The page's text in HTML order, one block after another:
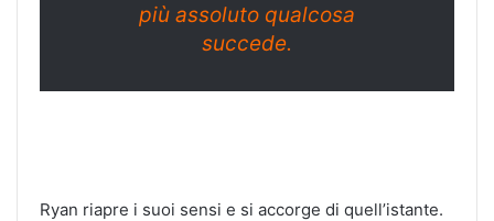
più assoluto qualcosa
succede.
Ryan riapre i suoi sensi e si accorge di quell’istante.